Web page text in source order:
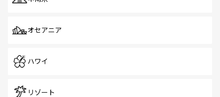
オセアニア
ハワイ
リゾート